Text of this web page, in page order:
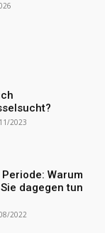
2023
Warum
dagegen tun
2022